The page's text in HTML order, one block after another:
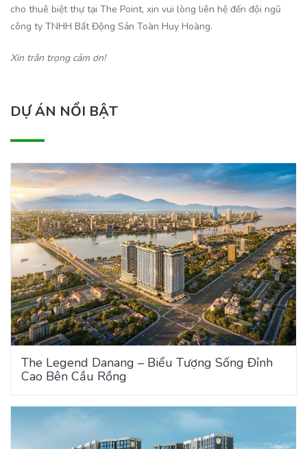
cho thuê biệt thự tại The Point, xin vui lòng liên hệ đến đội ngũ
công ty TNHH Bất Động Sản Toàn Huy Hoàng.
Xin trân trọng cảm ơn!
DỰ ÁN NỔI BẬT
The Legend Danang – Biểu Tượng Sống Đỉnh
Cao Bên Cầu Rồng